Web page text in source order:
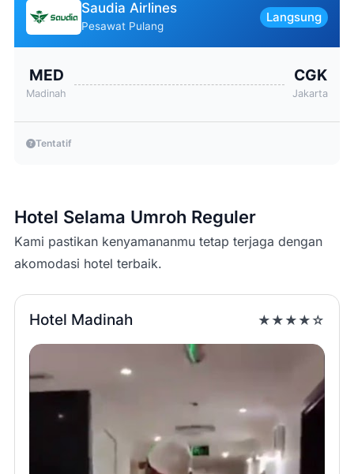
Saudia Airlines
Pesawat Pulang
Langsung
MED
Madinah
CGK
Jakarta
Tentatif
Hotel Selama Umroh Reguler
Kami pastikan kenyamananmu tetap terjaga dengan
akomodasi hotel terbaik.
Hotel Madinah ★★★★☆